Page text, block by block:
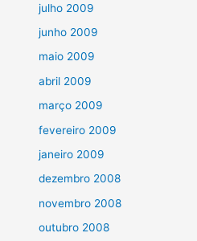
julho 2009
junho 2009
maio 2009
abril 2009
março 2009
fevereiro 2009
janeiro 2009
dezembro 2008
novembro 2008
outubro 2008